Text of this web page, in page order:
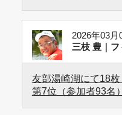
2026年03月
三枝 豊｜
友部湯崎湖にて18
第7位（参加者93名）